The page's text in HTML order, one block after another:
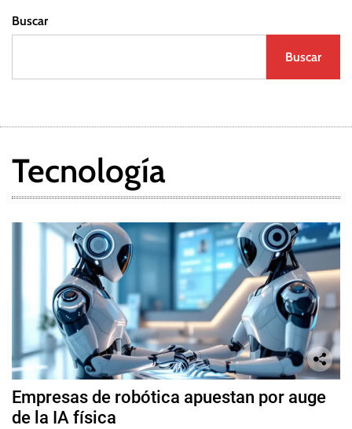
Buscar
Buscar
Tecnología
Empresas de robótica apuestan por auge
de la IA física